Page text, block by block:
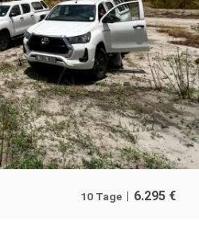
10 Tage 6.295 €